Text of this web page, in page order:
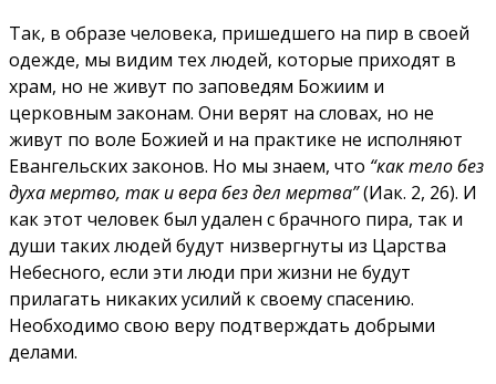
Так, в образе человека, пришедшего на пир в своей
одежде, мы видим тех людей, которые приходят в
храм, но не живут по заповедям Божиим и
церковным законам. Они верят на словах, но не
живут по воле Божией и на практике не исполняют
Евангельских законов. Но мы знаем, что “как тело без
духа мертво, так и вера без дел мертва”(Иак. 2, 26). И
как этот человек был удален с брачного пира, так и
души таких людей будут низвергнуты из Царства
Небесного, если эти люди при жизни не будут
прилагать никаких усилий к своему спасению.
Необходимо свою веру подтверждать добрыми
делами.